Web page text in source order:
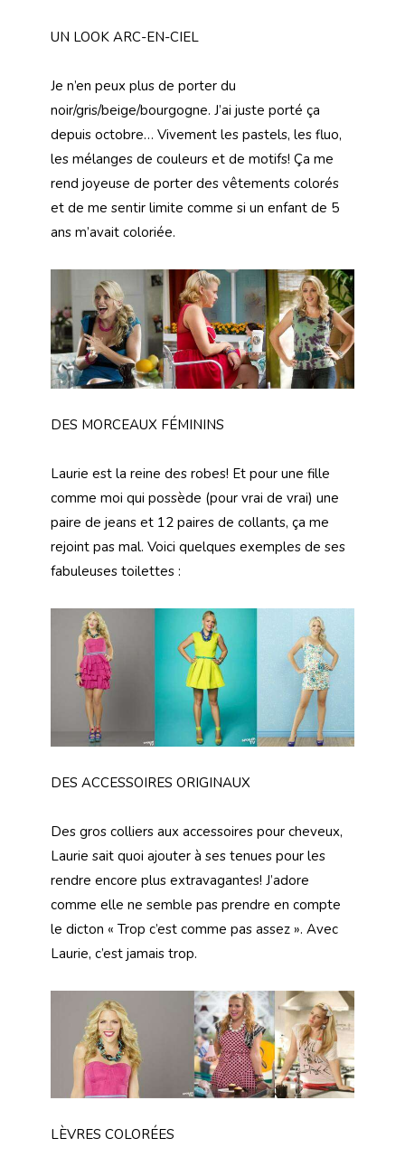
UN LOOK ARC-EN-CIEL
Je n’en peux plus de porter du
noir/gris/beige/bourgogne. J’ai juste porté ça
depuis octobre… Vivement les pastels, les fluo,
les mélanges de couleurs et de motifs! Ça me
rend joyeuse de porter des vêtements colorés
et de me sentir limite comme si un enfant de 5
ans m’avait coloriée.
DES MORCEAUX FÉMININS
Laurie est la reine des robes! Et pour une fille
comme moi qui possède (pour vrai de vrai) une
paire de jeans et 12 paires de collants, ça me
rejoint pas mal. Voici quelques exemples de ses
fabuleuses toilettes :
DES ACCESSOIRES ORIGINAUX
Des gros colliers aux accessoires pour cheveux,
Laurie sait quoi ajouter à ses tenues pour les
rendre encore plus extravagantes! J’adore
comme elle ne semble pas prendre en compte
le dicton « Trop c’est comme pas assez ». Avec
Laurie, c’est jamais trop.
LÈVRES COLORÉES